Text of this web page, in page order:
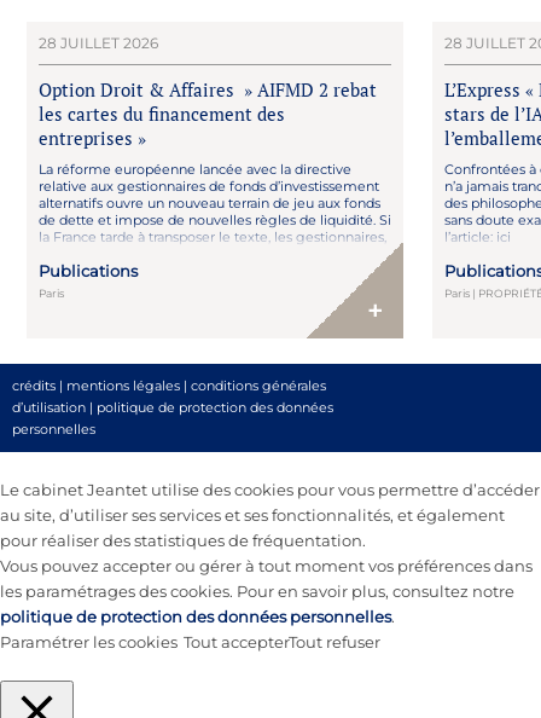
28 JUILLET 2026
Option Droit & Affaires » AIFMD 2 rebat
les cartes du financement des
entreprises »
La réforme européenne lancée avec la directive
relative aux gestionnaires de fonds d’investissement
alternatifs ouvre un nouveau terrain de jeu aux fonds
de dette et impose de nouvelles règles de liquidité. Si
la France tarde à transposer le texte, les gestionnaires,
Publications
Paris
+
28 JUILLET
L’Express
stars de
Confrontées
n’a jamais
des
sans doute
l’article: ici
Paris |
crédits | mentions légales | conditions générales
d’utilisation | politique de protection des données
personnelles
Le cabinet Jeantet utilise des cookies pour vous permettre d’accéder
au site, d’utiliser ses services et ses fonctionnalités, et également
pour réaliser des statistiques de fréquentation.
Vous pouvez accepter ou gérer à tout moment vos préférences dans
les paramétrages des cookies. Pour en savoir plus, consultez notre
politique de protection des données personnelles.
Paramétrer les cookies Tout accepterTout refuser